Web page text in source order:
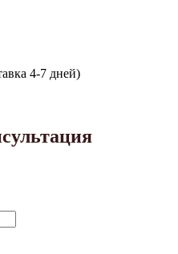
4-7 дней)